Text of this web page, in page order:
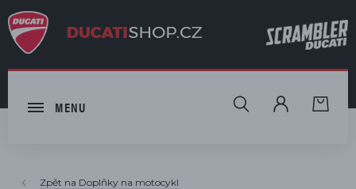
MENU HLEDAT
Doplňky na motocykl